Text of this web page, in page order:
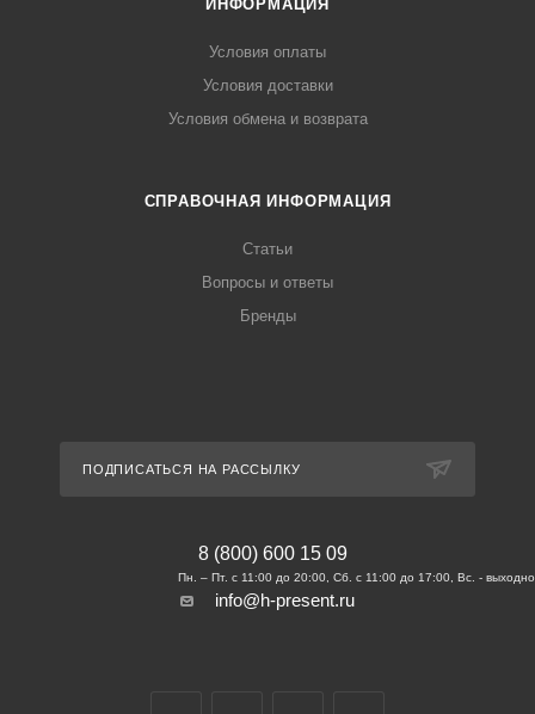
ИНФОРМАЦИЯ
Условия оплаты
Условия доставки
Условия обмена и возврата
СПРАВОЧНАЯ ИНФОРМАЦИЯ
Статьи
Вопросы и ответы
Бренды
ПОДПИСАТЬСЯ НА РАССЫЛКУ
8 (800) 600 15 09
info@h-present.ru